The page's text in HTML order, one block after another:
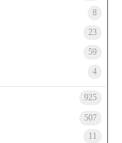
8
23
59
4
925
507
11